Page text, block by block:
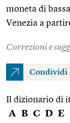
moneta di
Venezia a
Correzioni e
Condividi
Il dizionario di
A B C D E